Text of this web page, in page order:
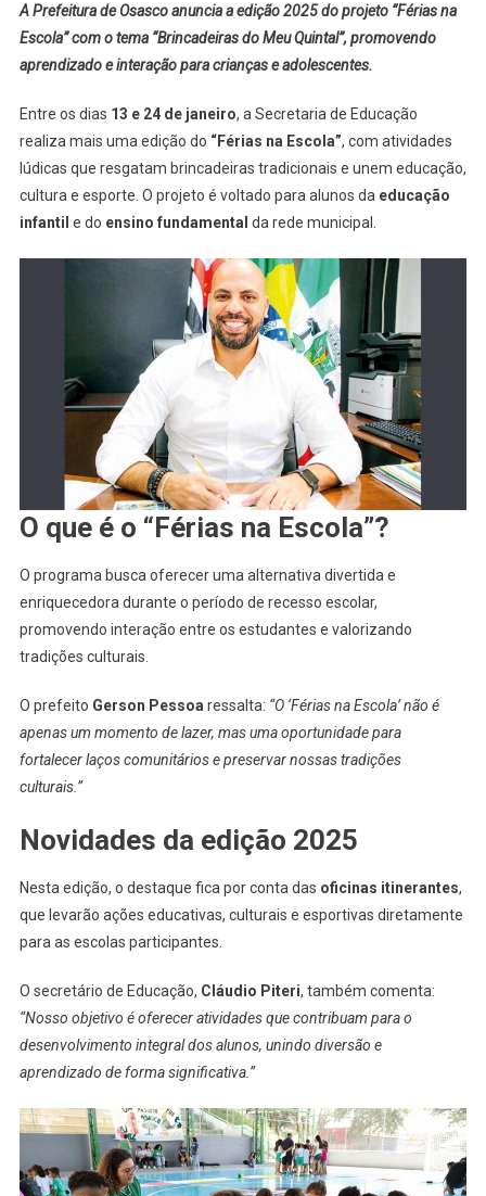
Na
Escola
E
Oferece
A Prefeitura de Osasco anuncia a edição 2025 do projeto “Férias na
Escola” com o tema “Brincadeiras do Meu Quintal”, promovendo
aprendizado e interação para crianças e adolescentes.
Entre os dias 13 e 24 de janeiro, a Secretaria de Educação
realiza mais uma edição do “Férias na Escola”, com atividades
lúdicas que resgatam brincadeiras tradicionais e unem educação,
cultura e esporte. O projeto é voltado para alunos da educação
infantil e do ensino fundamental da rede municipal.
O que é o “Férias na Escola”?
O programa busca oferecer uma alternativa divertida e
enriquecedora durante o período de recesso escolar,
promovendo interação entre os estudantes e valorizando
tradições culturais.
O prefeito Gerson Pessoa ressalta: “O ‘Férias na Escola’ não é
apenas um momento de lazer, mas uma oportunidade para
fortalecer laços comunitários e preservar nossas tradições
culturais.”
Novidades da edição 2025
Nesta edição, o destaque fica por conta das oficinas itinerantes,
que levarão ações educativas, culturais e esportivas diretamente
para as escolas participantes.
O secretário de Educação, Cláudio Piteri, também comenta:
“Nosso objetivo é oferecer atividades que contribuam para o
desenvolvimento integral dos alunos, unindo diversão e
aprendizado de forma significativa.”